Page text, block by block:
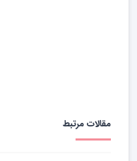
مقالات مرتبط